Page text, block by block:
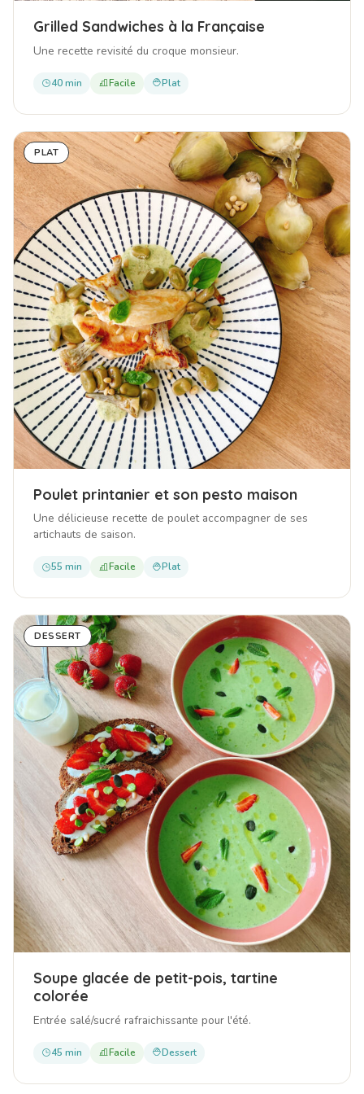
Grilled Sandwiches à la Française
Une recette revisité du croque monsieur.
40 min Facile Plat
PLAT
Poulet printanier et son pesto maison
Une délicieuse recette de poulet accompagner de ses
artichauts de saison.
55 min Facile Plat
DESSERT
Soupe glacée de petit-pois, tartine
colorée
Entrée salé/sucré rafraichissante pour l'été.
45 min Facile Dessert